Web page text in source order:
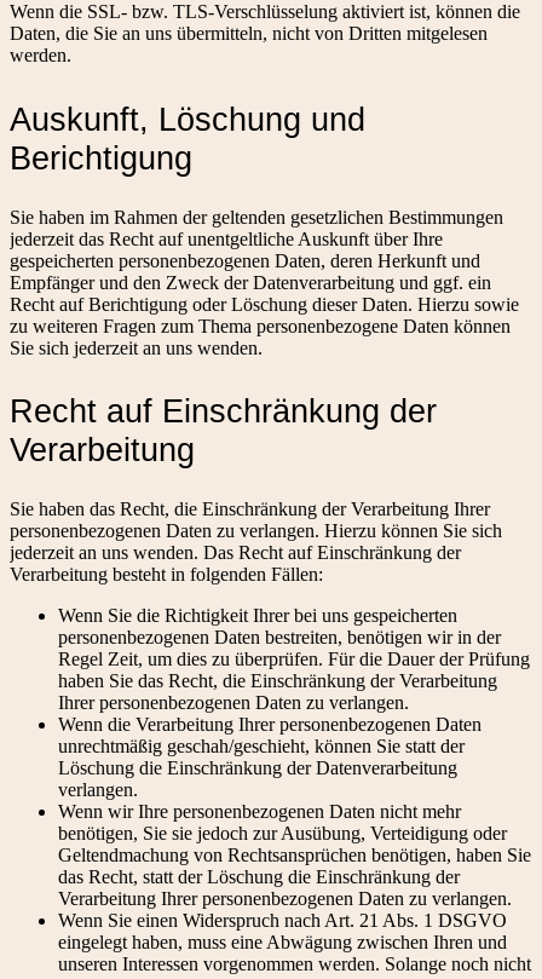
Wenn die SSL- bzw. TLS-Verschlüsselung aktiviert ist, können die
Daten, die Sie an uns übermitteln, nicht von Dritten mitgelesen
werden.
Auskunft, Löschung und
Berichtigung
Sie haben im Rahmen der geltenden gesetzlichen Bestimmungen
jederzeit das Recht auf unentgeltliche Auskunft über Ihre
gespeicherten personenbezogenen Daten, deren Herkunft und
Empfänger und den Zweck der Datenverarbeitung und ggf. ein
Recht auf Berichtigung oder Löschung dieser Daten. Hierzu sowie
zu weiteren Fragen zum Thema personenbezogene Daten können
Sie sich jederzeit an uns wenden.
Recht auf Einschränkung der
Verarbeitung
Sie haben das Recht, die Einschränkung der Verarbeitung Ihrer
personenbezogenen Daten zu verlangen. Hierzu können Sie sich
jederzeit an uns wenden. Das Recht auf Einschränkung der
Verarbeitung besteht in folgenden Fällen:
Wenn Sie die Richtigkeit Ihrer bei uns gespeicherten
personenbezogenen Daten bestreiten, benötigen wir in der
Regel Zeit, um dies zu überprüfen. Für die Dauer der Prüfung
haben Sie das Recht, die Einschränkung der Verarbeitung
Ihrer personenbezogenen Daten zu verlangen.
Wenn die Verarbeitung Ihrer personenbezogenen Daten
unrechtmäßig geschah/geschieht, können Sie statt der
Löschung die Einschränkung der Datenverarbeitung
verlangen.
Wenn wir Ihre personenbezogenen Daten nicht mehr
benötigen, Sie sie jedoch zur Ausübung, Verteidigung oder
Geltendmachung von Rechtsansprüchen benötigen, haben Sie
das Recht, statt der Löschung die Einschränkung der
Verarbeitung Ihrer personenbezogenen Daten zu verlangen.
Wenn Sie einen Widerspruch nach Art. 21 Abs. 1 DSGVO
eingelegt haben, muss eine Abwägung zwischen Ihren und
unseren Interessen vorgenommen werden. Solange noch nicht